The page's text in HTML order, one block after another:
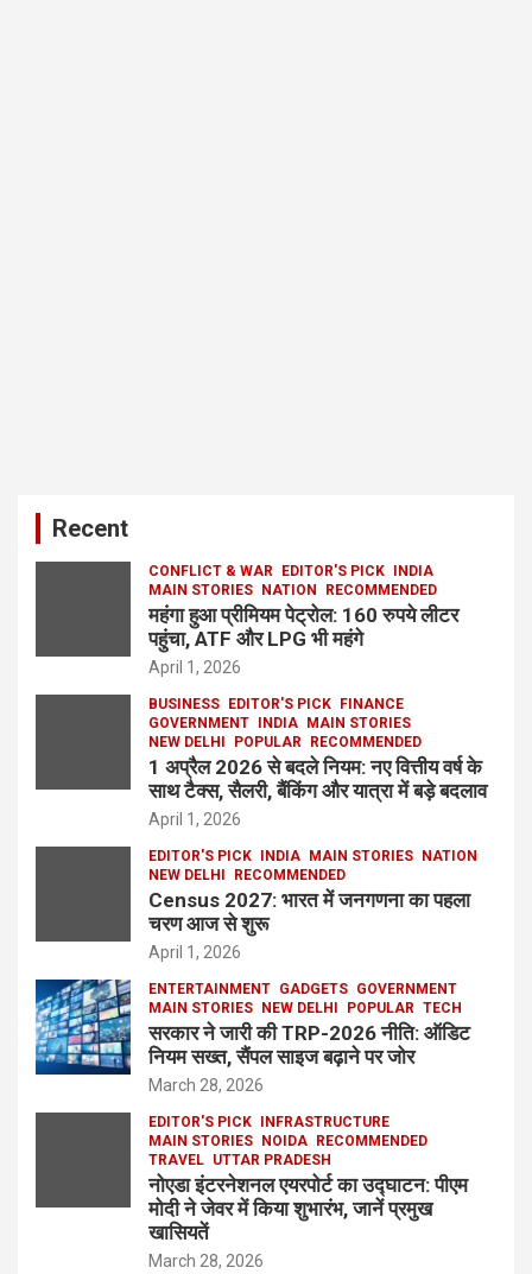
Recent
CONFLICT & WAR EDITOR'S PICK
INDIA
MAIN STORIES
NATION RECOMMENDED
महंगा हुआ प्रीमियम पेट्रोल: 160 रुपये लीटर
पहुंचा, ATF और LPG भी महंगे
April 1, 2026
BUSINESS EDITOR'S PICK
FINANCE
GOVERNMENT
INDIA
MAIN STORIES
NEW DELHI
POPULAR RECOMMENDED
1 अप्रैल 2026 से बदले नियम: नए वित्तीय वर्ष के
साथ टैक्स, सैलरी, बैंकिंग और यात्रा में बड़े बदलाव
April 1, 2026
EDITOR'S PICK INDIA MAIN STORIES
NATION
NEW DELHI
RECOMMENDED
Census 2027: भारत में जनगणना का पहला
चरण आज से शुरू
April 1, 2026
ENTERTAINMENT GADGETS GOVERNMENT
MAIN STORIES
NEW DELHI POPULAR TECH
सरकार ने जारी की TRP-2026 नीति: ऑडिट
नियम सख्त, सैंपल साइज बढ़ाने पर जोर
March 28, 2026
EDITOR'S PICK
INFRASTRUCTURE
MAIN STORIES
NOIDA
RECOMMENDED
TRAVEL UTTAR PRADESH
नोएडा इंटरनेशनल एयरपोर्ट का उद्घाटन: पीएम
मोदी ने जेवर में किया शुभारंभ, जानें प्रमुख
खासियतें
March 28, 2026